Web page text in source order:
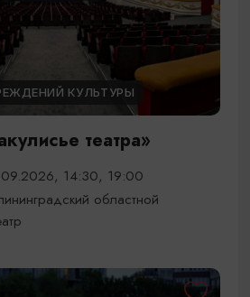
КУЛЬТУРЫ
театра»
14:30, 19:00
областной